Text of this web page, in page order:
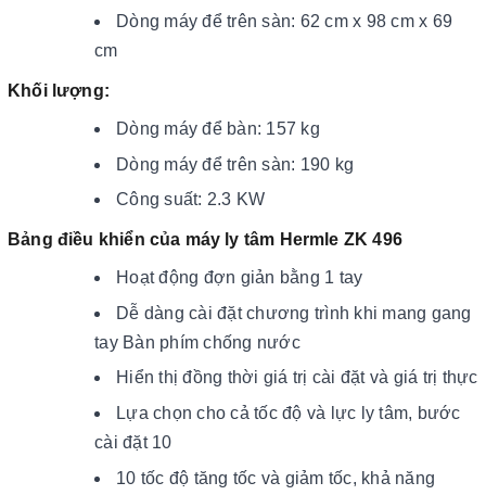
Dòng máy để trên sàn: 62 cm x 98 cm x 69
cm
Khối lượng:
Dòng máy để bàn: 157 kg
Dòng máy để trên sàn: 190 kg
Công suất: 2.3 KW
Bảng điều khiển của máy ly tâm Hermle ZK 496
Hoạt động đợn giản bằng 1 tay
Dễ dàng cài đặt chương trình khi mang gang
tay Bàn phím chống nước
Hiển thị đồng thời giá trị cài đặt và giá trị thực
Lựa chọn cho cả tốc độ và lực ly tâm, bước
cài đặt 10
10 tốc độ tăng tốc và giảm tốc, khả năng